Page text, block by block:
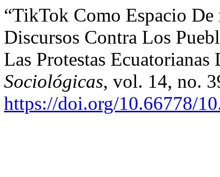
“TikTok Como Espacio
Discursos Contra Los
Las Protestas
Sociológicas, vol. 14, no.
https://doi.org/10.66778/